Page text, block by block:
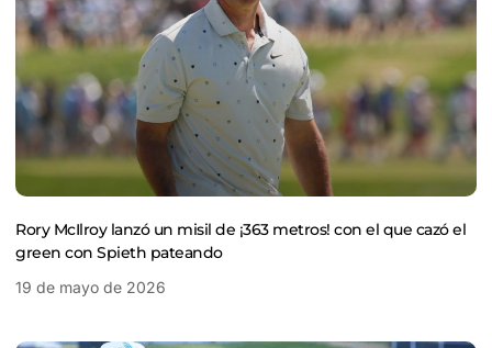
Rory McIlroy lanzó un misil de ¡363 metros! con el que cazó el
green con Spieth pateando
19 de mayo de 2026